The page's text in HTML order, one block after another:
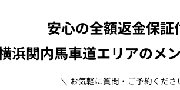
安心の全額返金保証
浜関内馬車道エリアのメ